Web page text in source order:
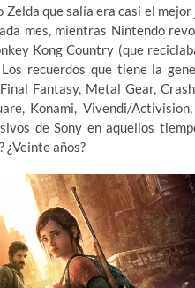
que salía era casi el mejor
mes, mientras Nintendo
Kong Country (que
recuerdos que tiene la
Fantasy, Metal Gear,
Konami, Vivendi/
de Sony en aquellos
¿Veinte años?